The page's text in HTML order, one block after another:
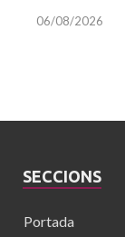
06/08/2026
SECCIONS
Portada